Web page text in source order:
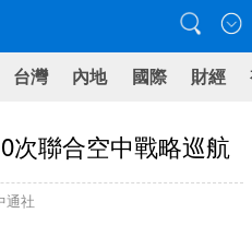
台灣 內地 國際 財經
次聯合空中戰略巡航
通社